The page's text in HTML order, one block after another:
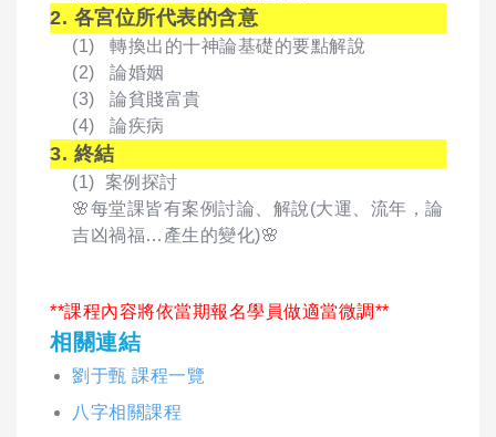
2. 各宮位所代表的含意
(1) 轉換出的十神論基礎的要點解說
(2) 論婚姻
(3) 論貧賤富貴
(4) 論疾病
3. 終結
(1) 案例探討
🌸每堂課皆有案例討論、解說(大運、流年，論
吉凶禍福…產生的變化)🌸
**課程內容將依當期報名學員做適當微調**
相關連結
劉于甄 課程一覽
八字相關課程